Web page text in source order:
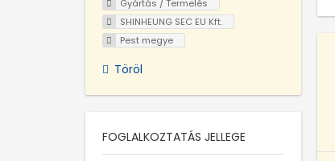
Gyártás / Termelés
SHINHEUNG SEC EU Kft.
Pest megye
Töröl
FOGLALKOZTATÁS JELLEGE